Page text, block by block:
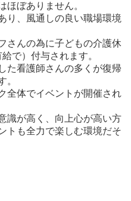
ほぼありません。
り、風通しの良い職場環境
さんの為に子どもの介護休
で）付与されます。
た看護師さんの多くが復帰
。
全体でイベントが開催され
識が高く、向上心が高い方
トも全力で楽しむ環境だそ